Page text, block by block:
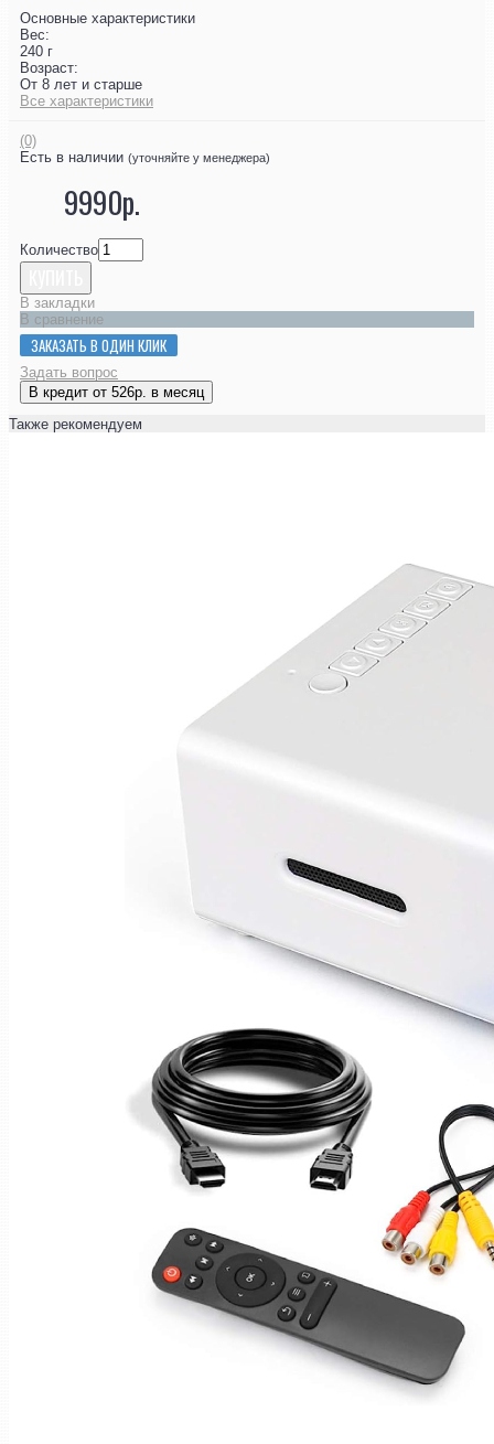
Основные характеристики
Вес:
240 г
Возраст:
От 8 лет и старше
Все характеристики
(0)
Есть в наличии (уточняйте у менеджера)
9990р.
Количество
В закладки
В сравнение
ЗАКАЗАТЬ В ОДИН КЛИК
Задать вопрос
В кредит от 526р. в месяц
Также рекомендуем